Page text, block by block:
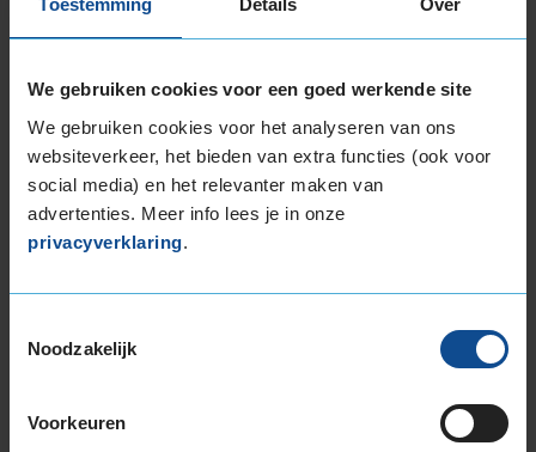
Toestemming Details Over
We gebruiken cookies voor een goed werkende site
We gebruiken cookies voor het analyseren van ons
websiteverkeer, het bieden van extra functies (ook voor
social media) en het relevanter maken van
advertenties. Meer info lees je in onze
privacyverklaring.
Noodzakelijk
Voorkeuren
Datum beoordeling
5 januari 2025
Type rijder Behoudend
Auto HYUNDAI i10 1.0 HB 3-cil. B 67pk
Niet echt iets opvallends, dus tot nu prima. Nog
geen gladde dagen gehad
8,0